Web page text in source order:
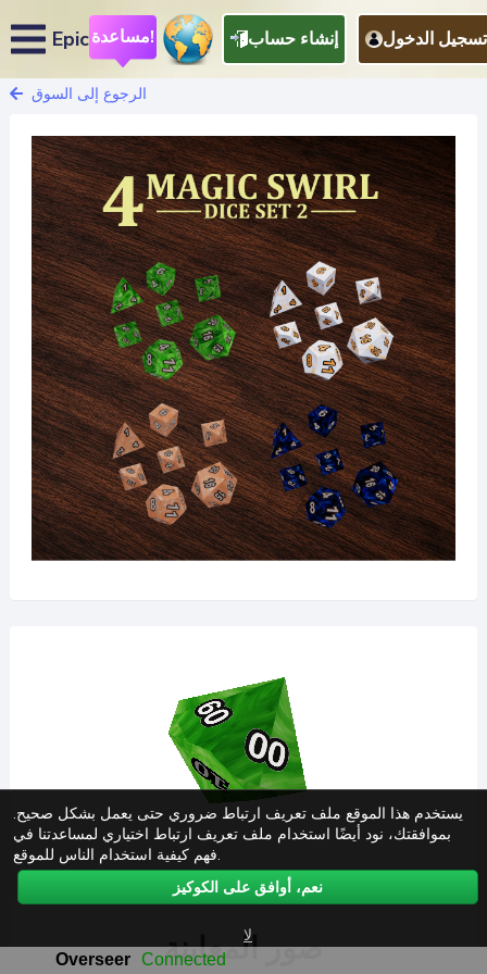
Epic مساعدة! إنشاء حساب تسجيل الدخول
الرجوع إلى السوق
صور المعاينة
يستخدم هذا الموقع ملف تعريف ارتباط ضروري حتى يعمل بشكل صحيح.
بموافقتك، نود أيضًا استخدام ملف تعريف ارتباط اختياري لمساعدتنا في
فهم كيفية استخدام الناس للموقع.
نعم، أوافق على الكوكيز
لا